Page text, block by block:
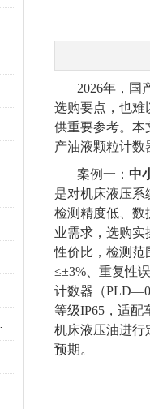
2026年，国
选购要点，也难
供重要参考。本
产油液颗粒计数
案例一： 中
是对机床液压
检测精度低、数
业需求，选购
性价比，检测范
≤±3%、重复性
计数器（
等级IP65，适配
机床液压油进行
预期。